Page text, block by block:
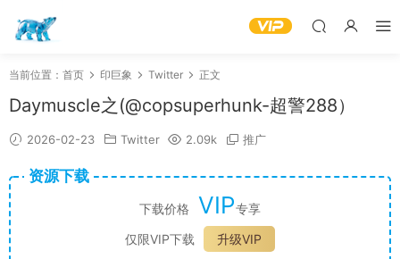
当前位置： 首页 印巨象 Twitter 正文
Daymuscle之(@copsuperhunk-超警288）
2026-02-23 Twitter 2.09k 推广
资源下载
下载价格 VIP专享
仅限VIP下载
升级VIP